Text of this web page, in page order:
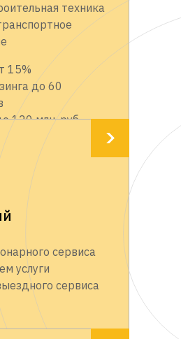
техника
15%
до 60
120 млн. руб.
сервиса
услуги
сервиса